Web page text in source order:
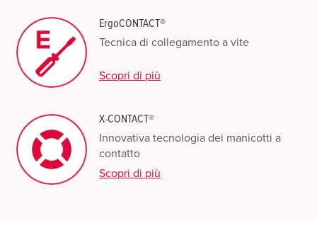
ErgoCONTACT®
Tecnica di collegamento a vite
Scopri di più
X-CONTACT®
Innovativa tecnologia dei manicotti a
contatto
Scopri di più